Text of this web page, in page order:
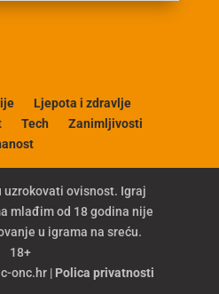
Ljepota i zdravlje
Tech
Zanimljivosti
uzrokovati ovisnost. Igraj
mlađim od 18 godina nije
u igrama na sreću.
18+
onc.hr | Polica privatnosti